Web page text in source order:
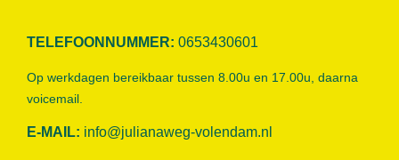
TELEFOONNUMMER: 0653430601
Op werkdagen bereikbaar tussen 8.00u en 17.00u, daarna
voicemail.
E-MAIL: info@julianaweg-volendam.n